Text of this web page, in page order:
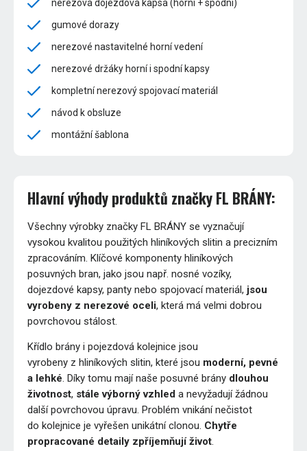
nerezová dojezdová kapsa (horní + spodní)
gumové dorazy
nerezové nastavitelné horní vedení
nerezové držáky horní i spodní kapsy
kompletní nerezový spojovací materiál
návod k obsluze
montážní šablona
Hlavní výhody produktů značky FL BRÁNY:
Všechny výrobky značky FL BRÁNY se vyznačují
vysokou kvalitou použitých hliníkových slitin a precizním
zpracováním. Klíčové komponenty hliníkových
posuvných bran, jako jsou např. nosné vozíky,
dojezdové kapsy, panty nebo spojovací materiál, jsou
vyrobeny z nerezové oceli, která má velmi dobrou
povrchovou stálost.
Křídlo brány i pojezdová kolejnice jsou
vyrobeny z hliníkových slitin, které jsou moderní, pevné
a lehké. Díky tomu mají naše posuvné brány dlouhou
životnost, stále výborný vzhled a nevyžadují žádnou
další povrchovou úpravu. Problém vnikání nečistot
do kolejnice je vyřešen unikátní clonou. Chytře
propracované detaily zpříjemňují život.